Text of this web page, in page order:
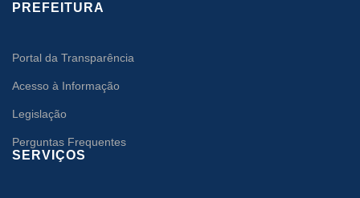
PREFEITURA
Portal da Transparência
Acesso à Informação
Legislação
Perguntas Frequentes
SERVIÇOS